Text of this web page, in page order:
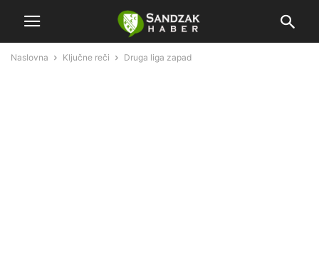
Naslovna Ključne reči Druga liga zapad